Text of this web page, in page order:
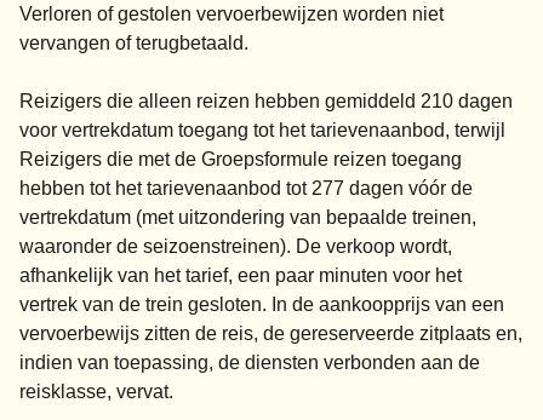
Verloren of gestolen vervoerbewijzen worden niet
vervangen of terugbetaald.
Reizigers die alleen reizen hebben gemiddeld 210 dagen
voor vertrekdatum toegang tot het tarievenaanbod, terwijl
Reizigers die met de Groepsformule reizen toegang
hebben tot het tarievenaanbod tot 277 dagen vóór de
vertrekdatum (met uitzondering van bepaalde treinen,
waaronder de seizoenstreinen). De verkoop wordt,
afhankelijk van het tarief, een paar minuten voor het
vertrek van de trein gesloten. In de aankoopprijs van een
vervoerbewijs zitten de reis, de gereserveerde zitplaats en,
indien van toepassing, de diensten verbonden aan de
reisklasse, vervat.